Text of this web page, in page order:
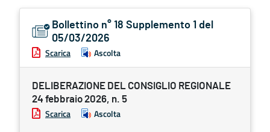
Bollettino n° 18 Supplemento 1 del
05/03/2026
Scarica Ascolta
DELIBERAZIONE DEL CONSIGLIO REGIONALE
24 febbraio 2026, n. 5
Scarica Ascolta